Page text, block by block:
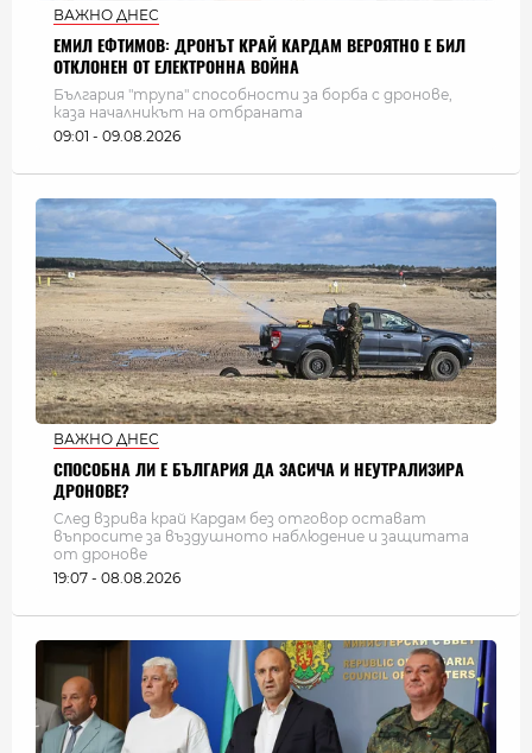
ВАЖНО ДНЕС
ЕМИЛ ЕФТИМОВ: ДРОНЪТ КРАЙ КАРДАМ ВЕРОЯТНО Е БИЛ
ОТКЛОНЕН ОТ ЕЛЕКТРОННА ВОЙНА
България "трупа" способности за борба с дронове,
каза началникът на отбраната
09:01 - 09.08.2026
ВАЖНО ДНЕС
СПОСОБНА ЛИ Е БЪЛГАРИЯ ДА ЗАСИЧА И НЕУТРАЛИЗИРА
ДРОНОВЕ?
След взрива край Кардам без отговор остават
въпросите за въздушното наблюдение и защитата
от дронове
19:07 - 08.08.2026